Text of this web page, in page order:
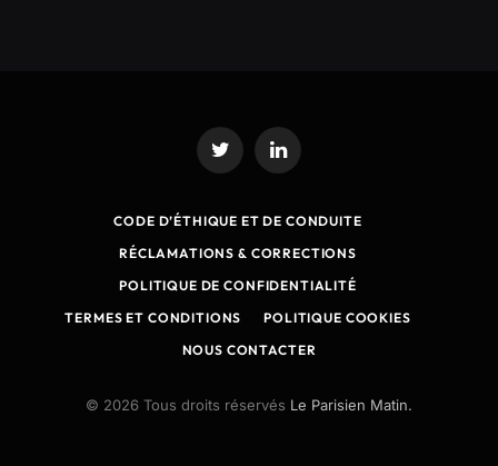
Twitter LinkedIn
CODE D’ÉTHIQUE ET DE CONDUITE
RÉCLAMATIONS & CORRECTIONS
POLITIQUE DE CONFIDENTIALITÉ
TERMES ET CONDITIONS
POLITIQUE COOKIES
NOUS CONTACTER
© 2026 Tous droits réservés Le Parisien Matin.